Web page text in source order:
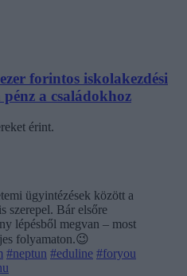
forintos iskolakezdési
a családokhoz
érint.
ügyintézések között a
szerepel. Bár elsőre
lépésből megvan – most
folyamaton.😉
#neptun #eduline #foryou